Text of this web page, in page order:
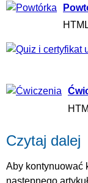
Czytaj dalej
Aby kontynuować
następnego